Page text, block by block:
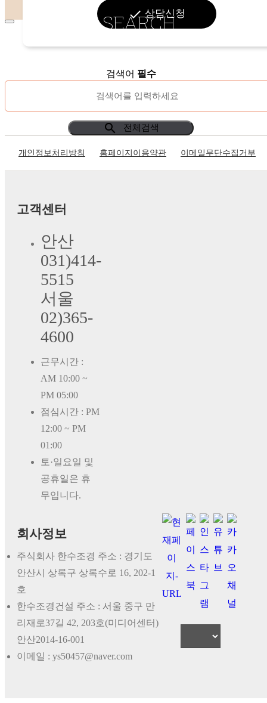
done 상담신청
SEARCH
검색어 필수
search 전체검색
개인정보처리방침 홈페이지이용약관 이메일무단수집거부
고객센터
안산
031)414-
5515
서울
02)365-
4600
근무시간 :
AM 10:00 ~
PM 05:00
점심시간 : PM
12:00 ~ PM
01:00
토·일요일 및
공휴일은 휴
무입니다.
회사정보
주식회사 한수조경 주소 : 경기도
안산시 상록구 상록수로 16, 202-1
호
한수조경건설 주소 : 서울 중구 만
리재로37길 42, 203호(미디어센터)
안산2014-16-001
이메일 : ys50457@naver.com